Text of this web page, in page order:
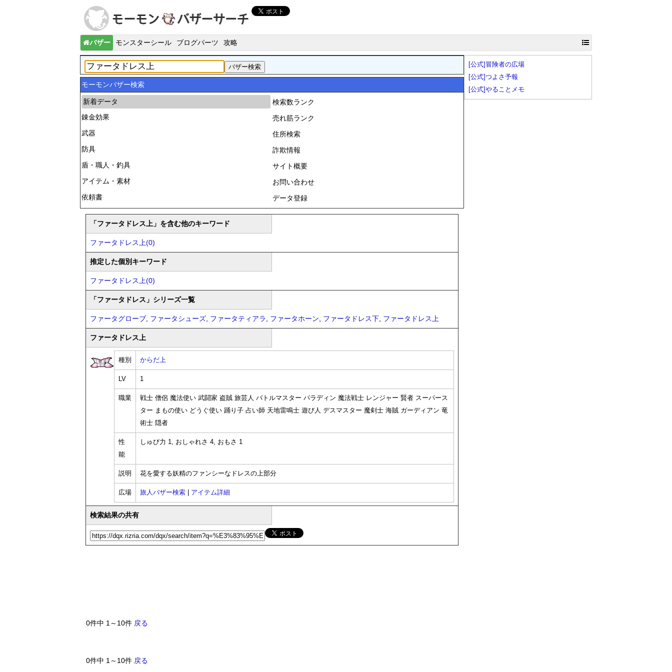
バザー モンスターシール ブログパーツ 攻略
モーモンバザー検索
新着データ
錬金効果
武器
防具
盾・職人・釣具
アイテム・素材
依頼書
検索数ランク
売れ筋ランク
住所検索
詐欺情報
サイト概要
お問い合わせ
データ登録
「ファータドレス上」を含む他のキーワード
ファータドレス上(0)
推定した個別キーワード
ファータドレス上(0)
「ファータドレス」シリーズ一覧
ファータグローブ, ファータシューズ, ファータティアラ, ファータホーン, ファータドレス下, ファータドレス上
ファータドレス上
種別 からだ上
LV 1
職業
戦士 僧侶 魔法使い 武闘家 盗賊 旅芸人 バトルマスター パラディン 魔法戦士 レンジャー 賢者 スーパース
ター まもの使い どうぐ使い 踊り子 占い師 天地雷鳴士 遊び人 デスマスター 魔剣士 海賊 ガーディアン 竜
術士 隠者
性
能
しゅび力 1, おしゃれさ 4, おもさ 1
説明 花を愛する妖精のファンシーなドレスの上部分
広場 旅人バザー検索 アイテム詳細
検索結果の共有
0件中 1～10件 戻る
0件中 1～10件 戻る
[公式]冒険者の広場
[公式]つよさ予報
[公式]やることメモ